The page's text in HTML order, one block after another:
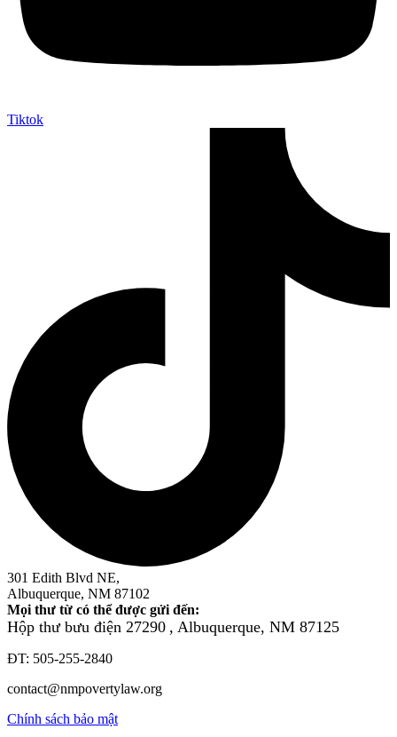
Tiktok
301 Edith Blvd NE,
Albuquerque, NM 87102
Mọi thư từ có thể được gửi đến:
Hộp thư bưu điện 27290 , Albuquerque, NM 87125
ĐT: 505-255-2840
contact@nmpovertylaw.org
Chính sách bảo mật